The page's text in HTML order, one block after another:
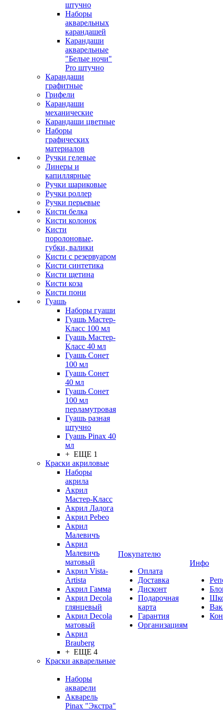
штучно
Наборы
акварельных
карандашей
Карандаши
акварельные
"Белые ночи"
Pro штучно
Карандаши
графитные
Грифели
Карандаши
механические
Карандаши цветные
Наборы
графических
материалов
Ручки гелевые
Линеры и
капиллярные
Ручки шариковые
Ручки роллер
Ручки перьевые
Кисти белка
Кисти колонок
Кисти
поролоновые,
губки, валики
Кисти с резервуаром
Кисти синтетика
Кисти щетина
Кисти коза
Кисти пони
Гуашь
Наборы гуаши
Гуашь Мастер-
Класс 100 мл
Гуашь Мастер-
Класс 40 мл
Гуашь Сонет
100 мл
Гуашь Сонет
40 мл
Гуашь Сонет
100 мл
перламутровая
Гуашь разная
штучно
Гуашь Pinax 40
мл
+ ЕЩЕ 1
Краски акриловые
Наборы
акрила
Акрил
Мастер-Класс
Акрил Ладога
Акрил Pebeo
Акрил
Малевичъ
Акрил
Малевичъ
матовый
Акрил Vista-
Artista
Акрил Гамма
Акрил Decola
глянцевый
Акрил Decola
матовый
Акрил
Brauberg
+ ЕЩЕ 4
Краски акварельные
Наборы
акварели
Акварель
Pinax "Экстра"
Покупателю
Оплата
Доставка
Дисконт
Подарочная
карта
Гарантия
Организациям
Инфо